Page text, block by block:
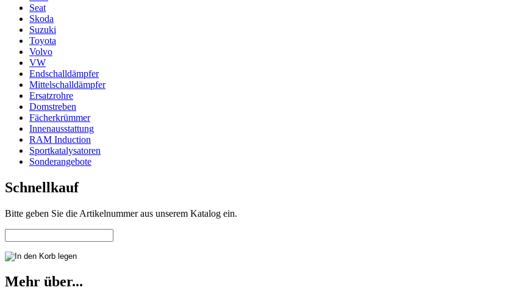
Seat
Skoda
Suzuki
Toyota
Volvo
VW
Endschalldämpfer
Mittelschalldämpfer
Ersatzrohre
Domstreben
Fächerkrümmer
Innenausstattung
RAM Induction
Sportkatalysatoren
Sonderangebote
Schnellkauf
Bitte geben Sie die Artikelnummer aus unserem Katalog ein.
Mehr über...